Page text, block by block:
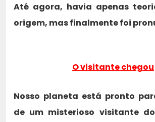
Até agora, havia apenas
origem, mas finalmente foi
O visitante chegou
Nosso planeta está pronto
de um misterioso visitante